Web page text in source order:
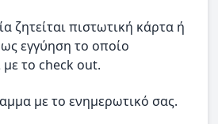
ζητείται πιστωτική κάρτα ή
εγγύηση το οποίο
με το check out.
με το ενημερωτικό σας.